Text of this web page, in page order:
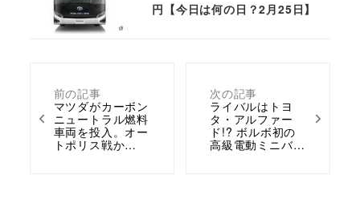
前の記事
マツダがカーボン
ニュートラル燃料
車両を投入。オー
トポリス戦か…
次の記事
ライバルはトヨ
タ・アルファー
ド!? ボルボ初の
高級電動ミニバ…
円【今日は何の日？2月25日】